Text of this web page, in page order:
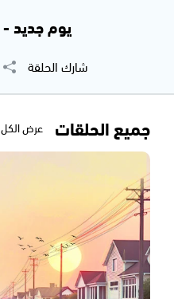
يوم جديد - 01.06.2023
شارك الحلقة
جميع الحلقات عرض الكل